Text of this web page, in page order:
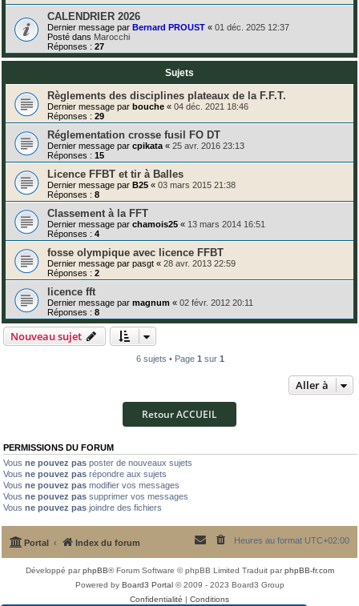
CALENDRIER 2026
Dernier message par Bernard PROUST « 01 déc. 2025 12:37
Posté dans Marocchi
Réponses : 27
Sujets
Règlements des disciplines plateaux de la F.F.T.
Dernier message par bouche « 04 déc. 2021 18:46
Réponses : 29
Réglementation crosse fusil FO DT
Dernier message par cpikata « 25 avr. 2016 23:13
Réponses : 15
Licence FFBT et tir à Balles
Dernier message par B25 « 03 mars 2015 21:38
Réponses : 8
Classement à la FFT
Dernier message par chamois25 « 13 mars 2014 16:51
Réponses : 4
fosse olympique avec licence FFBT
Dernier message par pasgt « 28 avr. 2013 22:59
Réponses : 2
licence fft
Dernier message par magnum « 02 févr. 2012 20:11
Réponses : 8
Nouveau sujet
6 sujets • Page 1 sur 1
Aller à
Retour ACCUEIL
PERMISSIONS DU FORUM
Vous ne pouvez pas poster de nouveaux sujets
Vous ne pouvez pas répondre aux sujets
Vous ne pouvez pas modifier vos messages
Vous ne pouvez pas supprimer vos messages
Vous ne pouvez pas joindre des fichiers
Portal Index du forum Heures au format UTC+02:00
Développé parphpBB® Forum Software © phpBB Limited Traduit parphpBB-fr.com
Powered by Board3 Portal© 2009 - 2023 Board3 Group
Confidentialité | Conditions